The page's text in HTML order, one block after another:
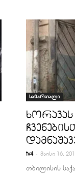
სამართალი
ხორავას
tv4 - მაისი 16,
თბილისის